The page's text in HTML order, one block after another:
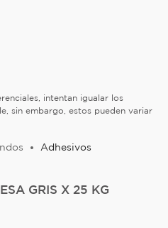
intentan igualar los
sin embargo, estos pueden variar
Adhesivos
GRIS X 25 KG